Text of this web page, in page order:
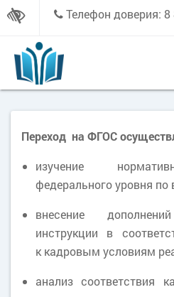
Телефон доверия: 8
Переход на ФГОС
изучение
федерального уровня
внесение
инструкции в
к кадровым условиям
анализ соответствия